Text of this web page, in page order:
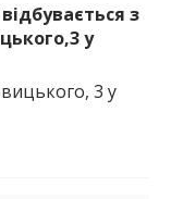
з
у
3 у